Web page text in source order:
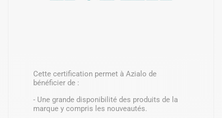
Cette certification permet à Azialo de
bénéficier de :
- Une grande disponibilité des produits de la
marque y compris les nouveautés.